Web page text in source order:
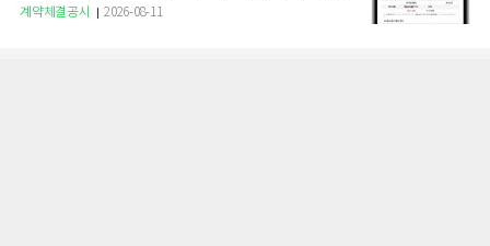
계약체결공시 2026-08-11